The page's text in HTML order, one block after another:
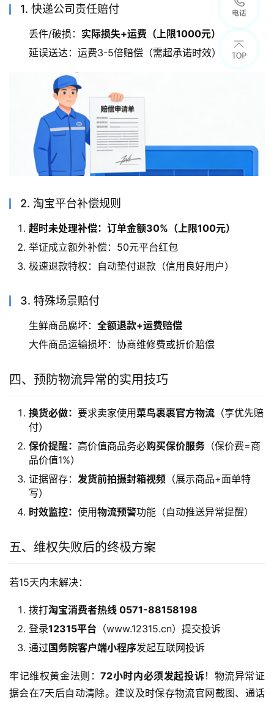
1. 快递公司责任赔付
丢件/破损： 实际损失+运费（上限1000元）
延误送达：运费3-5倍赔偿（需超承诺时效）
2. 淘宝平台补偿规则
超时未处理补偿：订单金额30%（上限100元）
举证成立额外补偿：50元平台红包
极速退款特权：自动垫付退款（信用良好用户）
3. 特殊场景赔付
生鲜商品腐坏： 全额退款+运费赔偿
大件商品运输损坏：协商维修费或折价赔偿
四、预防物流异常的实用技巧
换货必做： 要求卖家使用菜鸟裹裹官方物流 （享优先赔
付）
保价提醒： 高价值商品务必购买保价服务 （保价费=商
品价值1%）
证据留存： 发货前拍摄封箱视频 （展示商品+面单特
写）
时效监控： 使用物流预警功能（自动推送异常提醒）
五、维权失败后的终极方案
若15天内未解决：
拨打淘宝消费者热线 0571-88158198
登录12315平台 （www.12315.cn）提交投诉
通过国务院客户端小程序发起互联网投诉
牢记维权黄金法则：72小时内必须发起投诉！物流异常证
据会在7天后自动清除。建议及时保存物流官网截图、通话